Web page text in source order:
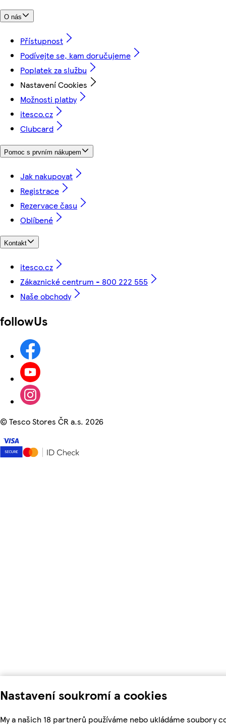
Nastavení soukromí a cookies
My a našich 18 partnerů používáme nebo ukládáme soubory
O nás
Přístupnost
Podívejte se, kam doručujeme
Poplatek za službu
Nastavení Cookies
Možnosti platby
itesco.cz
Clubcard
Pomoc s prvním nákupem
Jak nakupovat
Registrace
Rezervace času
Oblíbené
Kontakt
itesco.cz
Zákaznické centrum - 800 222 555
Naše obchody
followUs
©Tesco Stores ČR a.s. 2026